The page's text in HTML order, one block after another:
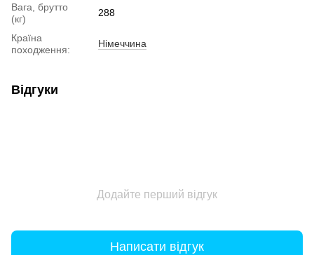
Вага, брутто
(кг)
288
Країна
походження:
Німеччина
Відгуки
Додайте перший відгук
Написати відгук